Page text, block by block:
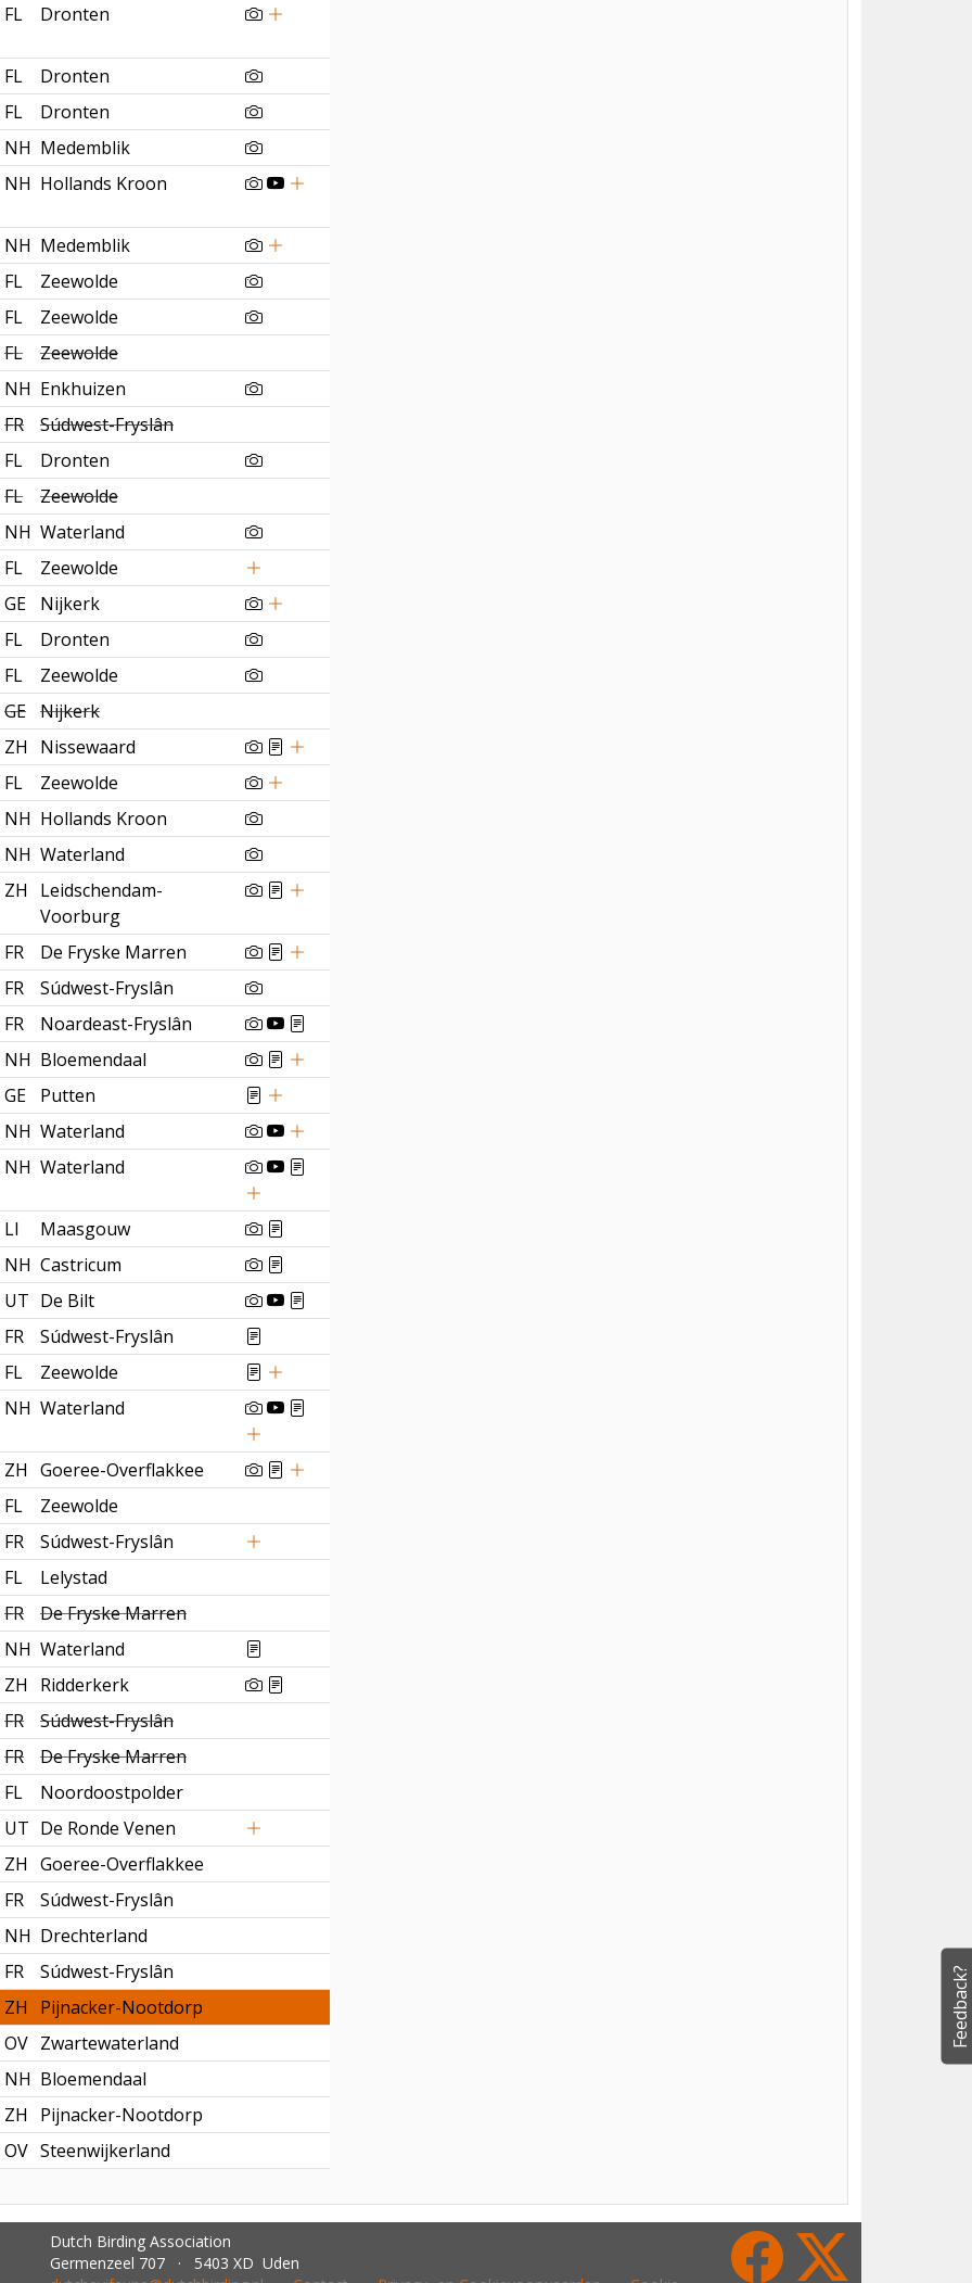
FL Dronten
FL
Dronten
FL
Dronten
NH Medemblik
NH Hollands Kroon
NH Medemblik
FL
Zeewolde
FL
Zeewolde
FL
Zeewolde
NH Enkhuizen
FR
Súdwest-Fryslân
FL
Dronten
FL
Zeewolde
NH Waterland
FL
Zeewolde
GE
Nijkerk
FL
Dronten
FL
Zeewolde
GE Nijkerk
ZH
Nissewaard
FL
Zeewolde
NH Hollands Kroon
NH Waterland
ZH
Leidschendam-
Voorburg
FR
De Fryske Marren
FR
Súdwest-Fryslân
FR
Noardeast-Fryslân
NH Bloemendaal
GE
Putten
NH Waterland
NH Waterland
LI
Maasgouw
NH Castricum
UT De Bilt
FR
Súdwest-Fryslân
FL
Zeewolde
NH Waterland
ZH Goeree-Overflakkee
FL
Zeewolde
FR
Súdwest-Fryslân
FL
Lelystad
FR
De Fryske Marren
NH Waterland
ZH
Ridderkerk
FR
Súdwest-Fryslân
FR
De Fryske Marren
FL
Noordoostpolder
UT De Ronde Venen
ZH Goeree-Overflakkee
FR
Súdwest-Fryslân
NH Drechterland
FR
Súdwest-Fryslân
ZH
Pijnacker-Nootdorp
OV Zwartewaterland
NH Bloemendaal
ZH
Pijnacker-Nootdorp
OV Steenwijkerland
Dutch Birding Association
Germenzeel 707 · 5403 XD Uden
Feedback?